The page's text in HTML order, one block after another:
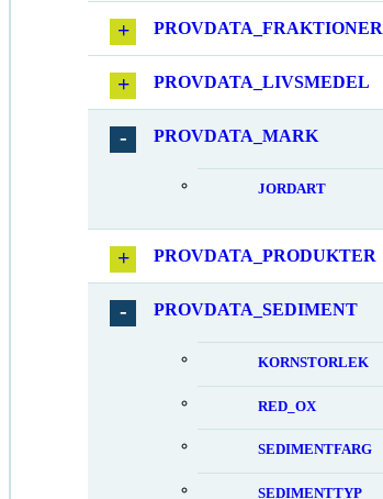
PROVDATA_FRAKTIONER
PROVDATA_LIVSMEDEL
PROVDATA_MARK
JORDART
PROVDATA_PRODUKTER
PROVDATA_SEDIMENT
KORNSTORLEK
RED_OX
SEDIMENTFARG
SEDIMENTTYP